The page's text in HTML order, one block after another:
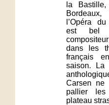
la
l’Opéra
est bel
dans les
français
saison. La
Carsen ne
pallier les
plateau